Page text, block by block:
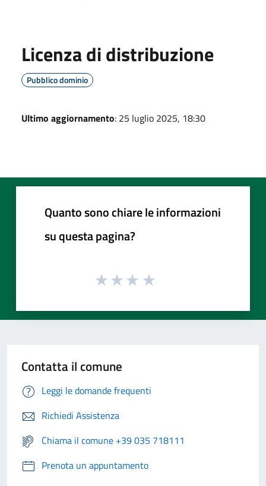
Licenza di distribuzione
Pubblico dominio
Ultimo aggiornamento: 25 luglio 2025, 18:30
Quanto sono chiare le informazioni
su questa pagina?
Contatta il comune
Leggi le domande frequenti
Richiedi Assistenza
Chiama il comune +39 035 718111
Prenota un appuntamento